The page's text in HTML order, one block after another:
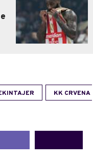
KK CRVENA